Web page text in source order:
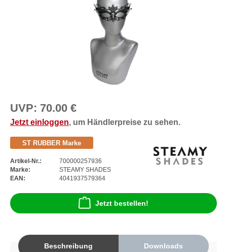
UVP: 70.00 €
Jetzt einloggen, um Händlerpreise zu sehen.
ST RUBBER Marke
Artikel-Nr.:
700000257936
Marke:
STEAMY SHADES
EAN:
4041937579364
Jetzt bestellen!
Beschreibung Downloads